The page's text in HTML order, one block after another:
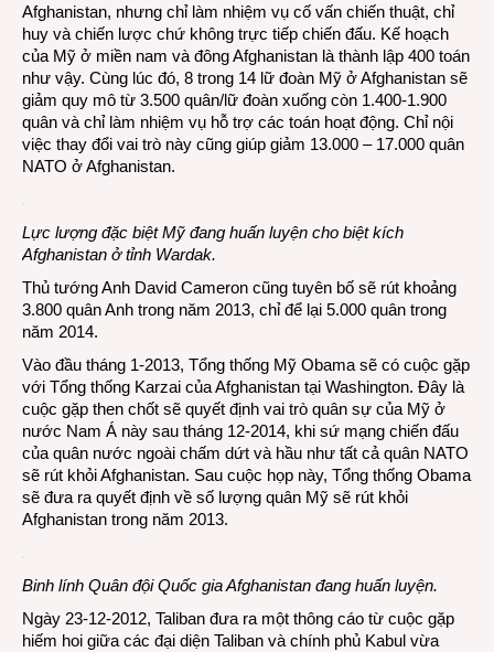
Afghanistan, nhưng chỉ làm nhiệm vụ cố vấn chiến thuật, chỉ
huy và chiến lược chứ không trực tiếp chiến đấu. Kế hoạch
của Mỹ ở miền nam và đông Afghanistan là thành lập 400 toán
như vậy. Cùng lúc đó, 8 trong 14 lữ đoàn Mỹ ở Afghanistan sẽ
giảm quy mô từ 3.500 quân/lữ đoàn xuống còn 1.400-1.900
quân và chỉ làm nhiệm vụ hỗ trợ các toán hoạt động. Chỉ nội
việc thay đổi vai trò này cũng giúp giảm 13.000 – 17.000 quân
NATO ở Afghanistan.
Lực lượng đặc biệt Mỹ đang huấn luyện cho biệt kích
Afghanistan ở tỉnh Wardak.
Thủ tướng Anh David Cameron cũng tuyên bố sẽ rút khoảng
3.800 quân Anh trong năm 2013, chỉ để lại 5.000 quân trong
năm 2014.
Vào đầu tháng 1-2013, Tổng thống Mỹ Obama sẽ có cuộc gặp
với Tổng thống Karzai của Afghanistan tại Washington. Đây là
cuộc gặp then chốt sẽ quyết định vai trò quân sự của Mỹ ở
nước Nam Á này sau tháng 12-2014, khi sứ mạng chiến đấu
của quân nước ngoài chấm dứt và hầu như tất cả quân NATO
sẽ rút khỏi Afghanistan. Sau cuộc họp này, Tổng thống Obama
sẽ đưa ra quyết định về số lượng quân Mỹ sẽ rút khỏi
Afghanistan trong năm 2013.
Binh lính Quân đội Quốc gia Afghanistan đang huấn luyện.
Ngày 23-12-2012, Taliban đưa ra một thông cáo từ cuộc gặp
hiếm hoi giữa các đại diện Taliban và chính phủ Kabul vừa